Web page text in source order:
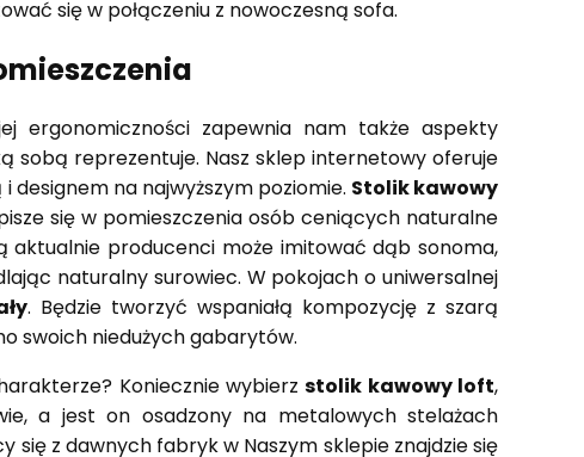
się w połączeniu z nowoczesną sofa.
ergonomiczności zapewnia nam także aspekty
sobą reprezentuje. Nasz sklep internetowy oferuje
designem na najwyższym poziomie. Stolik kawowy
się w pomieszczenia osób ceniących naturalne
aktualnie producenci może imitować dąb sonoma,
naturalny surowiec. W pokojach o uniwersalnej
. Będzie tworzyć wspaniałą kompozycję z szarą
swoich niedużych gabarytów.
Koniecznie wybierzstolik kawowy loft,
a jest on osadzony na metalowych stelażach
z dawnych fabryk w Naszym sklepie znajdzie się